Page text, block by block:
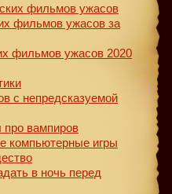
фильмов ужасов
фильмов ужасов за
фильмов ужасов 2020
с непредсказуемой
вампиров
компьютерные игры
в ночь перед